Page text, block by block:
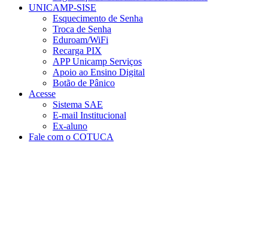
UNICAMP-SISE
Esquecimento de Senha
Troca de Senha
Eduroam/WiFi
Recarga PIX
APP Unicamp Serviços
Apoio ao Ensino Digital
Botão de Pânico
Acesse
Sistema SAE
E-mail Institucional
Ex-aluno
Fale com o COTUCA